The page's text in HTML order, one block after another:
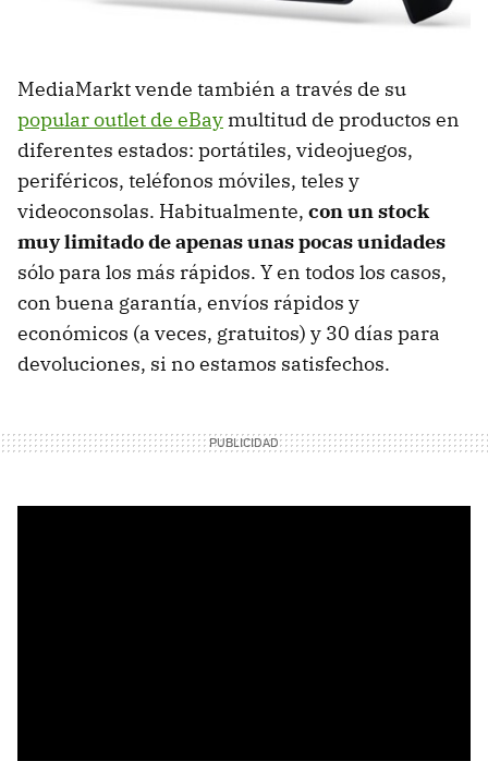
MediaMarkt vende también a través de su
popular outlet de eBay multitud de productos en
diferentes estados: portátiles, videojuegos,
periféricos, teléfonos móviles, teles y
videoconsolas. Habitualmente, con un stock
muy limitado de apenas unas pocas unidades
sólo para los más rápidos. Y en todos los casos,
con buena garantía, envíos rápidos y
económicos (a veces, gratuitos) y 30 días para
devoluciones, si no estamos satisfechos.